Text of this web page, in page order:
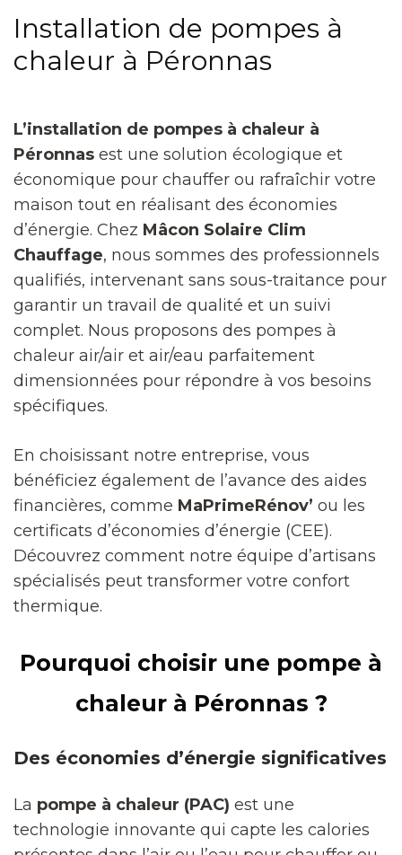
Installation de pompes à
chaleur à Péronnas
L’installation de pompes à chaleur à
Péronnas est une solution écologique et
économique pour chauffer ou rafraîchir votre
maison tout en réalisant des économies
d’énergie. Chez Mâcon Solaire Clim
Chauffage, nous sommes des professionnels
qualifiés, intervenant sans sous-traitance pour
garantir un travail de qualité et un suivi
complet. Nous proposons des pompes à
chaleur air/air et air/eau parfaitement
dimensionnées pour répondre à vos besoins
spécifiques.
En choisissant notre entreprise, vous
bénéficiez également de l’avance des aides
financières, comme MaPrimeRénov’ ou les
certificats d’économies d’énergie (CEE).
Découvrez comment notre équipe d’artisans
spécialisés peut transformer votre confort
thermique.
Pourquoi choisir une pompe à
chaleur à Péronnas ?
Des économies d’énergie significatives
La pompe à chaleur (PAC) est une
technologie innovante qui capte les calories